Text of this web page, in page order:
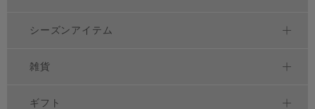
シーズンアイテム
雑貨
ギフト